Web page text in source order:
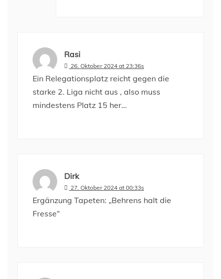
Rasi
26. Oktober 2024 at 23:36s
Ein Relegationsplatz reicht gegen die
starke 2. Liga nicht aus , also muss
mindestens Platz 15 her…
Dirk
27. Oktober 2024 at 00:33s
Ergänzung Tapeten: „Behrens halt die
Fresse“